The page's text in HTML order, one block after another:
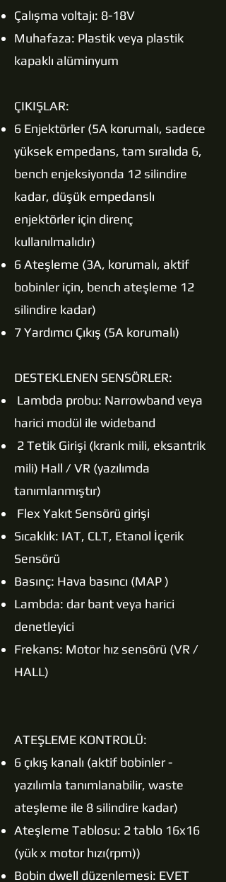
Çalışma voltajı: 8-18V
Muhafaza: Plastik veya plastik
kapaklı alüminyum
ÇIKIŞLAR:
6 Enjektörler (5A korumalı, sadece
yüksek empedans, tam sıralıda 6,
bench enjeksiyonda 12 silindire
kadar, düşük empedanslı
enjektörler için direnç
kullanılmalıdır)
6 Ateşleme (3A, korumalı, aktif
bobinler için, bench ateşleme 12
silindire kadar)
7 Yardımcı Çıkış (5A korumalı)
DESTEKLENEN SENSÖRLER:
Lambda probu: Narrowband veya
harici modül ile wideband
2 Tetik Girişi (krank mili, eksantrik
mili) Hall / VR (yazılımda
tanımlanmıştır)
Flex Yakıt Sensörü girişi
Sıcaklık: IAT, CLT, Etanol İçerik
Sensörü
Basınç: Hava basıncı (MAP )
Lambda: dar bant veya harici
denetleyici
Frekans: Motor hız sensörü (VR /
HALL)
ATEŞLEME KONTROLÜ:
6 çıkış kanalı (aktif bobinler -
yazılımla tanımlanabilir, waste
ateşleme ile 8 silindire kadar)
Ateşleme Tablosu: 2 tablo 16x16
(yük x motor hızı(rpm))
Bobin dwell düzenlemesi: EVET